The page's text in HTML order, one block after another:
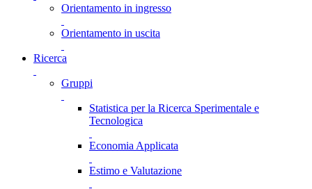
Orientamento in ingresso
Orientamento in uscita
Ricerca
Gruppi
Statistica per la Ricerca Sperimentale e
Tecnologica
Economia Applicata
Estimo e Valutazione